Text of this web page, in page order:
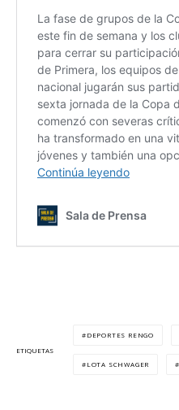
ETIQUETAS
DEPORTES RENGO
LOTA SCHWAGER